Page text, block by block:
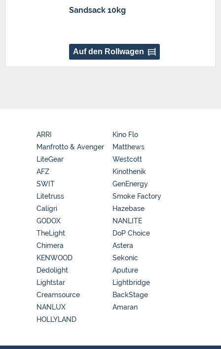
Sandsack 10kg
Auf den Rollwagen
ARRI
Manfrotto & Avenger
LiteGear
AFZ
SWIT
Litetruss
Caligri
GODOX
Kino Flo
Matthews
Westcott
Kinothenik
GenEnergy
Smoke Factory
Hazebase
NANLITE
TheLight
Chimera
KENWOOD
Dedolight
Lightstar
Creamsource
NANLUX
HOLLYLAND
DoP Choice
Astera
Sekonic
Aputure
Lightbridge
BackStage
Amaran